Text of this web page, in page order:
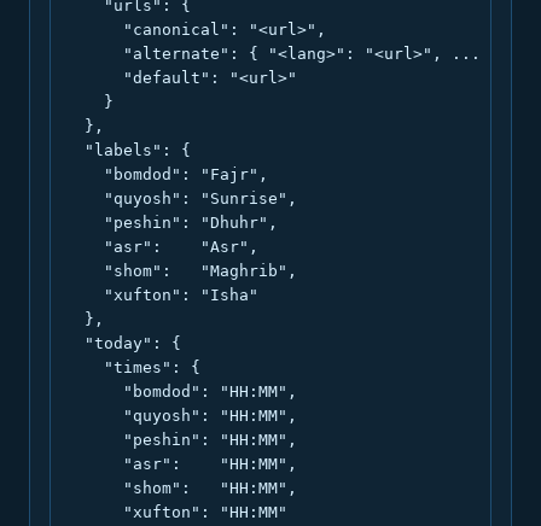
    "urls": {
      "canonical": "<url>",
      "alternate": { "<lang>": "<url>", ... },
      "default": "<url>"
    }
  },
  "labels": {
    "bomdod": "Fajr",
    "quyosh": "Sunrise",
    "peshin": "Dhuhr",
    "asr":    "Asr",
    "shom":   "Maghrib",
    "xufton": "Isha"
  },
  "today": {
    "times": {
      "bomdod": "HH:MM",
      "quyosh": "HH:MM",
      "peshin": "HH:MM",
      "asr":    "HH:MM",
      "shom":   "HH:MM",
      "xufton": "HH:MM"